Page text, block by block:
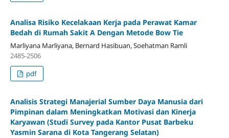
Analisa Risiko Kecelakaan Kerja pada Perawat Kamar
Bedah di Rumah Sakit A Dengan Metode Bow Tie
Marliyana Marliyana, Bernard Hasibuan, Soehatman Ramli
2485-2506
pdf
Analisis Strategi Manajerial Sumber Daya Manusia dari
Pimpinan dalam Meningkatkan Motivasi dan Kinerja
Karyawan (Studi Survey pada Kantor Pusat Barbeku
Yasmin Sarana di Kota Tangerang Selatan)